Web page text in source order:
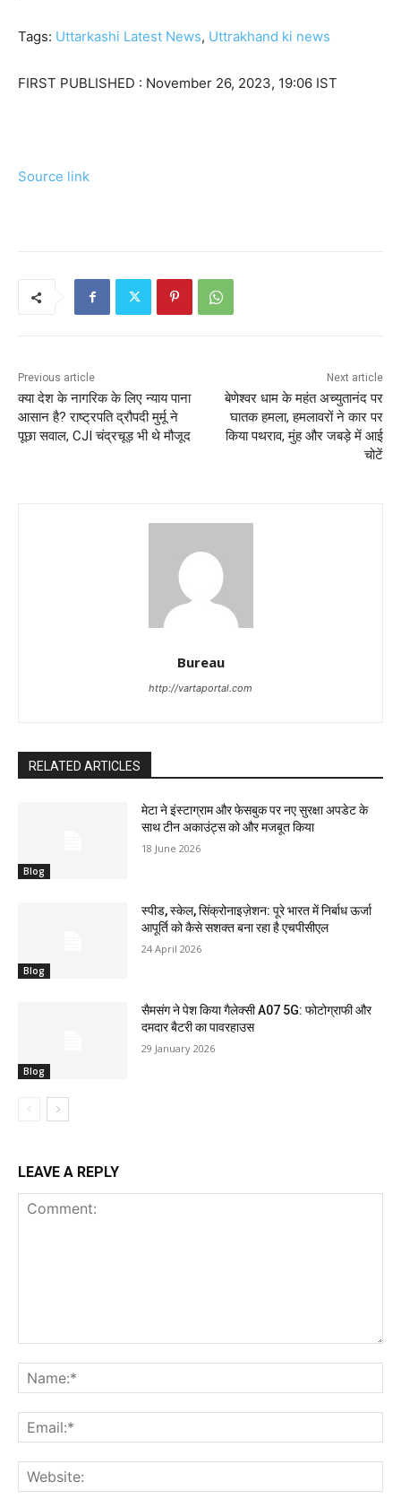
Tags: Uttarkashi Latest News, Uttrakhand ki news
FIRST PUBLISHED : November 26, 2023, 19:06 IST
Source link
Previous article
क्या देश के नागरिक के लिए न्याय पाना
आसान है? राष्ट्रपति द्रौपदी मुर्मू ने
पूछा सवाल, CJI चंद्रचूड़ भी थे मौजूद
Next article
बेणेश्वर धाम के महंत अच्युतानंद पर
घातक हमला, हमलावरों ने कार पर
किया पथराव, मुंह और जबड़े में आई
चोटें
Bureau
http://vartaportal.com
RELATED ARTICLES
Blog
मेटा ने इंस्टाग्राम और फेसबुक पर नए सुरक्षा अपडेट के
साथ टीन अकाउंट्स को और मजबूत किया
18 June 2026
Blog
स्पीड, स्केल, सिंक्रोनाइज़ेशन: पूरे भारत में निर्बाध ऊर्जा
आपूर्ति को कैसे सशक्त बना रहा है एचपीसीएल
24 April 2026
Blog
सैमसंग ने पेश किया गैलेक्सी A07 5G: फोटोग्राफी और
दमदार बैटरी का पावरहाउस
29 January 2026
LEAVE A REPLY